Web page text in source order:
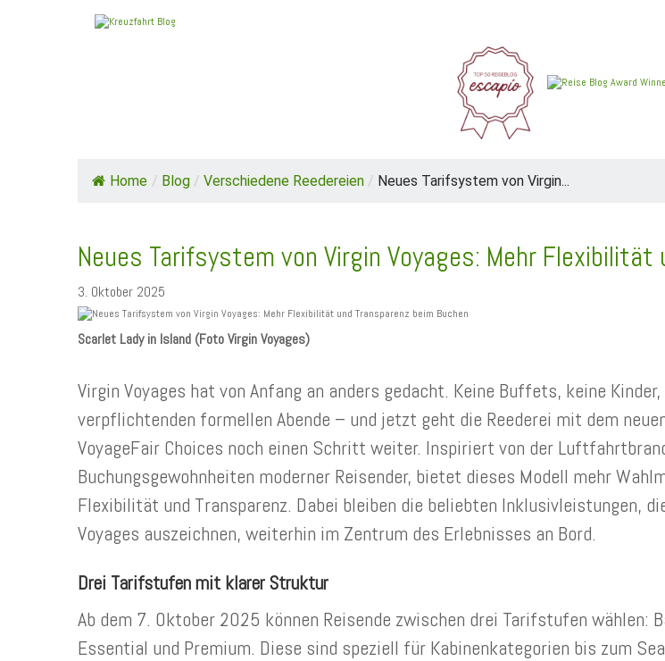
ANGEBOTE
Home / Blog / Verschiedene Reedereien / Neues Tarifsystem von Virgin...
Neues Tarifsystem von Virgin Voyages: Mehr Flexibilität
3. Oktober 2025
Scarlet Lady in Island (Foto Virgin Voyages)
Virgin Voyages hat von Anfang an anders gedacht. Keine Buffets, keine
verpflichtenden formellen Abende – und jetzt geht die Reederei mit dem
VoyageFair Choices noch einen Schritt weiter. Inspiriert von der
Buchungsgewohnheiten moderner Reisender, bietet dieses Modell mehr
Flexibilität und Transparenz. Dabei bleiben die beliebten Inklusivleistungen,
Voyages auszeichnen, weiterhin im Zentrum des Erlebnisses an Bord.
Drei Tarifstufen mit klarer Struktur
Ab dem 7. Oktober 2025 können Reisende zwischen drei Tarifstufen wählen:
Essential und Premium. Diese sind speziell für Kabinenkategorien bis zum